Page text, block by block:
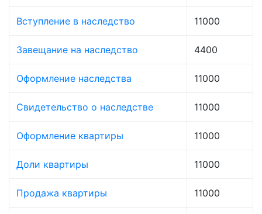
Вступление в наследство 11000
Завещание на наследство 4400
Оформление наследства 11000
Свидетельство о наследстве 11000
Оформление квартиры 11000
Доли квартиры 11000
Продажа квартиры 11000